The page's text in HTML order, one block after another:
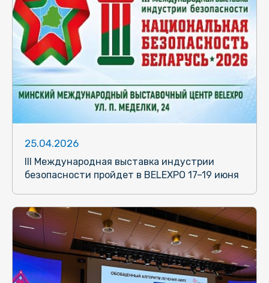
25.04.2026
III Международная выставка индустрии
безопасности пройдет в BELEXPO 17–19 июня